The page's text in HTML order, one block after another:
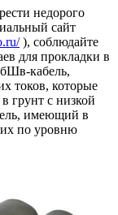
недорого
сайт
), соблюдайте
для прокладки в
кабель,
токов, которые
грунт с низкой
имеющий в
по уровню